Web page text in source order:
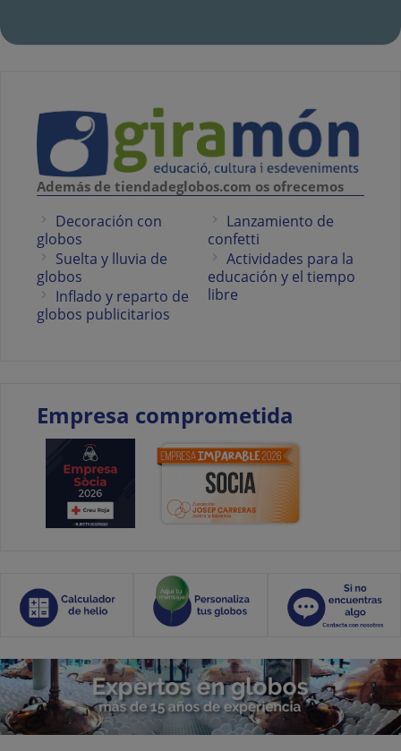
Además de tiendadeglobos.com os ofrecemos
Decoración con
globos
Suelta y lluvia de
globos
Inflado y reparto de
globos publicitarios
Lanzamiento de
confetti
Actividades para la
educación y el tiempo
libre
Empresa comprometida